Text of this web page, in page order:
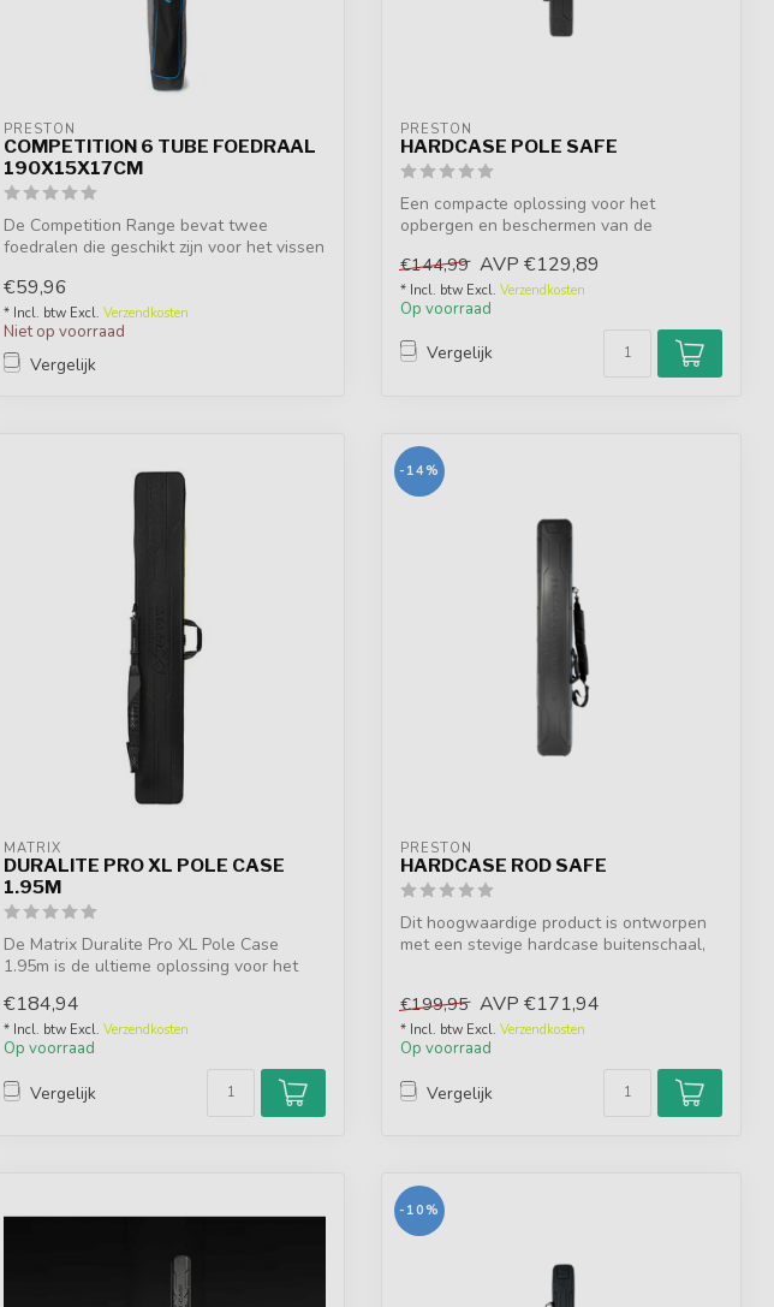
PRESTON
COMPETITION 6 TUBE FOEDRAAL
190X15X17CM
De Competition Range bevat twee
foedralen die geschikt zijn voor het vissen
€59,96
* Incl. btw Excl. Verzendkosten
Niet op voorraad
Vergelijk
PRESTON
HARDCASE POLE SAFE
Een compacte oplossing voor het
opbergen en beschermen van de
€144,99 AVP €129,89
* Incl. btw Excl. Verzendkosten
Op voorraad
Vergelijk
MATRIX
DURALITE PRO XL POLE CASE
1.95M
De Matrix Duralite Pro XL Pole Case
1.95m is de ultieme oplossing voor het
€184,94
* Incl. btw Excl. Verzendkosten
Op voorraad
Vergelijk
-14%
PRESTON
HARDCASE ROD SAFE
Dit hoogwaardige product is ontworpen
met een stevige hardcase buitenschaal,
€199,95 AVP €171,94
* Incl. btw Excl. Verzendkosten
Op voorraad
Vergelijk
-10%